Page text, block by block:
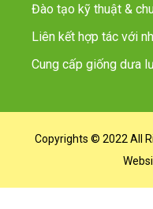
Đào tạo kỹ thuật &
Liên kết hợp tác với
Cung cấp giống dưa
Copyrights © 2022 All